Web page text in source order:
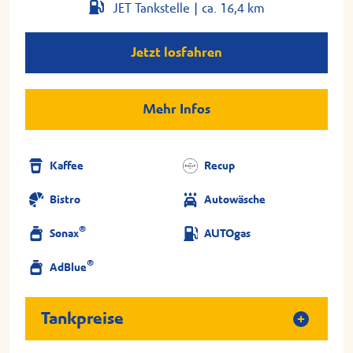
JET Tankstelle | ca. 16,4 km
Jetzt losfahren
Mehr Infos
Kaffee Recup
Bistro Autowäsche
Sonax® AUTOgas
AdBlue®
Tankpreise